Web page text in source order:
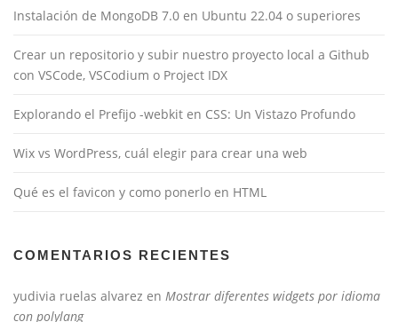
Instalación de MongoDB 7.0 en Ubuntu 22.04 o superiores
Crear un repositorio y subir nuestro proyecto local a Github
con VSCode, VSCodium o Project IDX
Explorando el Prefijo -webkit en CSS: Un Vistazo Profundo
Wix vs WordPress, cuál elegir para crear una web
Qué es el favicon y como ponerlo en HTML
COMENTARIOS RECIENTES
yudivia ruelas alvarez en Mostrar diferentes widgets por idioma
con polylang